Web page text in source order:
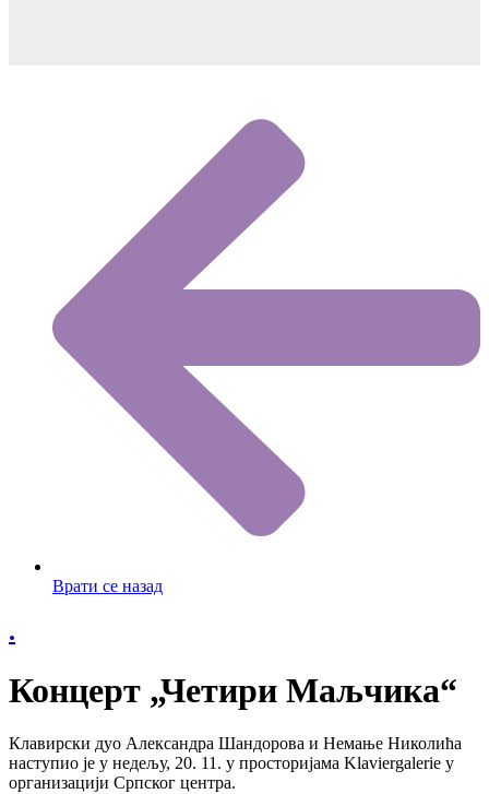
Врати се назад
.
Концерт „Четири Маљчика“
Клавирски дуо Александра Шандорова и Немање Николића
наступио је у недељу, 20. 11. у просторијама Klaviergalerie у
организацији Српског центра.